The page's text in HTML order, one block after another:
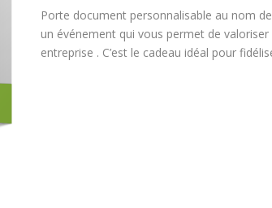
Porte document personnalisable au nom
un événement qui vous permet de valoriser
entreprise . C’est le cadeau idéal pour